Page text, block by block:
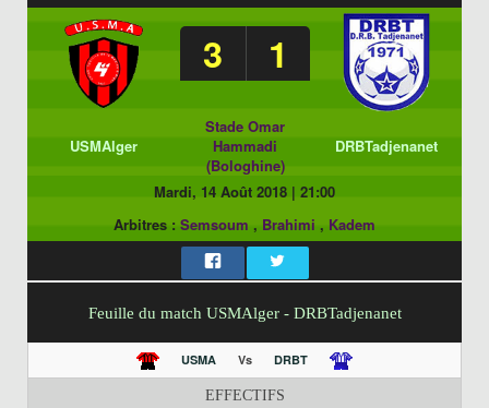
3 1
USMAlger
Stade Omar
Hammadi
(Bologhine)
DRBTadjenanet
Mardi, 14 Août 2018 | 21:00
Arbitres : Semsoum , Brahimi , Kadem
Feuille du match USMAlger - DRBTadjenanet
USMA Vs DRBT
EFFECTIFS